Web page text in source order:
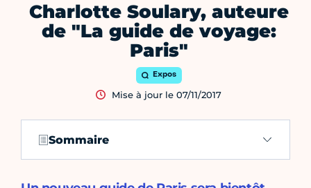
Charlotte Soulary, auteure
de "La guide de voyage:
Paris"
Expos
Mise à jour le 07/11/2017
Sommaire